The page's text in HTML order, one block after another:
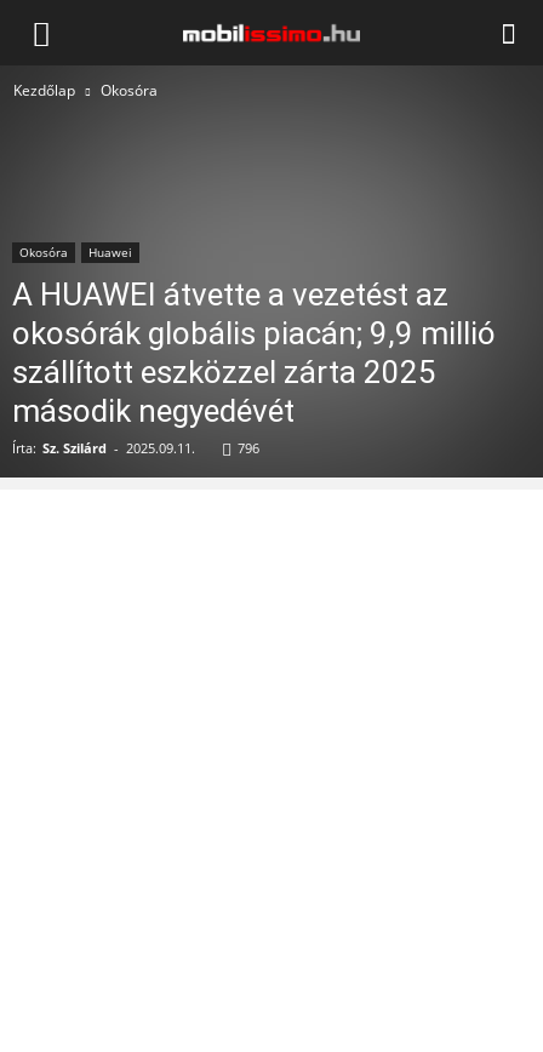
Mobilissimo.hu
Kezdőlap Okosóra
Okosóra Huawei
A HUAWEI átvette a vezetést az
okosórák globális piacán; 9,9 millió
szállított eszközzel zárta 2025
második negyedévét
Írta: Sz. Szilárd - 2025.09.11. 796